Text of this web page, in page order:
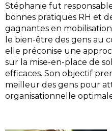
Stéphanie fut
bonnes pratiques RH et
gagnantes en
le bien-être des gens au
elle préconise une
sur la mise-en-place de
efficaces. Son objectif
meilleur des gens pour
organisationnelle